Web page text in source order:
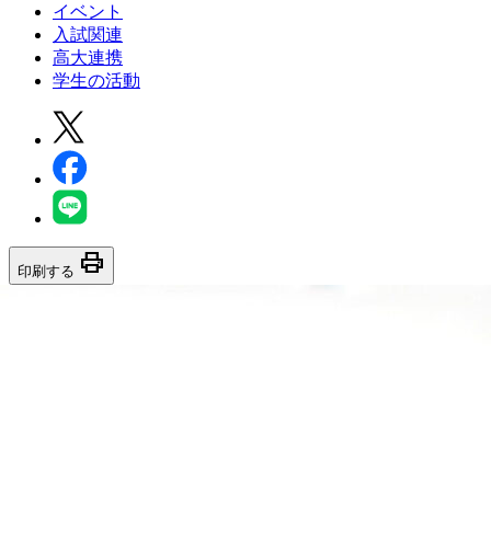
イベント
入試関連
高大連携
学生の活動
印刷する print